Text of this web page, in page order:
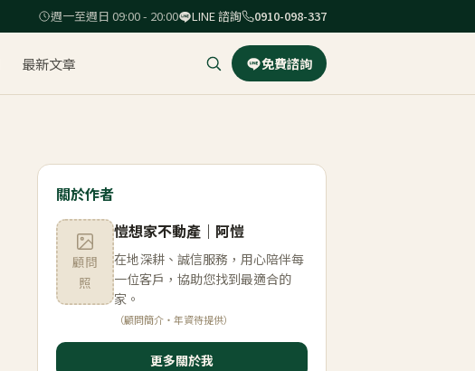
週一至週日 09:00 - 20:00 LINE 諮詢 0910-098-337
最新文章 免費諮詢
關於作者
顧問
照
愷想家不動產 ｜ 阿愷
在地深耕、誠信服務，用心陪伴每
一位客戶，協助您找到最適合的
家。
（顧問簡介・年資待提供）
更多關於我